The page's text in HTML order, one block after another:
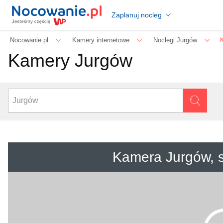
Zaplanuj nocleg
Nocowanie.pl Kamery internetowe Noclegi Jurgów
Kamery Jurgów
Kamera Jurgów,